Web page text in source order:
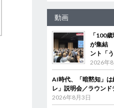
動画
「100
が集結
ント「
2026年
AI時代、「暗黙知」
レ」説明会／ラウンド
2026年8月3日